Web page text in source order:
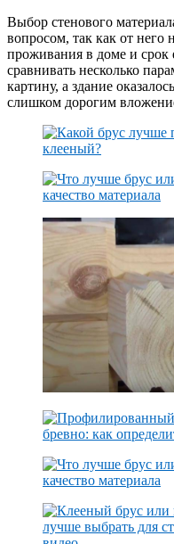
Выбор стенового
вопросом, так как от него
проживания в доме и
сравнивать несколько
картину, а здание
слишком дорогим